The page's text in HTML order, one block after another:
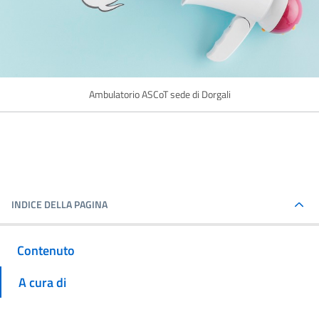
Ambulatorio ASCoT sede di Dorgali
INDICE DELLA PAGINA
Contenuto
A cura di